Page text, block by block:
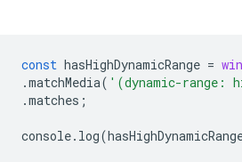
const hasHighDynamicRange =
.matchMedia( '(dynamic-range:
.matches ;
console. log(